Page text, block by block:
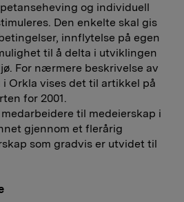
og individuell
Den enkelte skal gis
innflytelse på egen
til å delta i utviklingen
For nærmere beskrivelse av
Orkla vises det til artikkel på
for 2001.
til medeierskap i
gjennom et flerårig
som gradvis er utvidet til